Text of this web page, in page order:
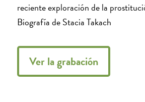
reciente exploración de la
Biografía de Stacia Takach
Ver la grabación